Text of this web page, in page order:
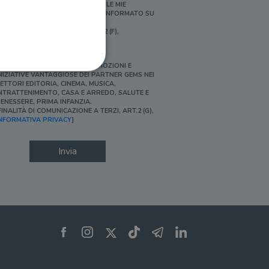
PERSONALIZZATE E IN LINEA CON LE MIE
ABITUDINI DI ACQUISTO, ESSERE INFORMATO SU
[FINALITÀ DI PROFILAZIONE, ART.2 (F),
SÌ, DESIDERO ACCEDERE A PROMOZIONI E
VANTAGGIOSE DEI PARTNER GEMS NEI
EDITORIA, CINEMA, MUSICA,
CASA E ARREDO, SALUTE E
PRIMA INFANZIA.
DI COMUNICAZIONE A TERZI, ART.2 (G),
PRIVACY]
Invia
dell'account. Il sito
per il dominio corrente.